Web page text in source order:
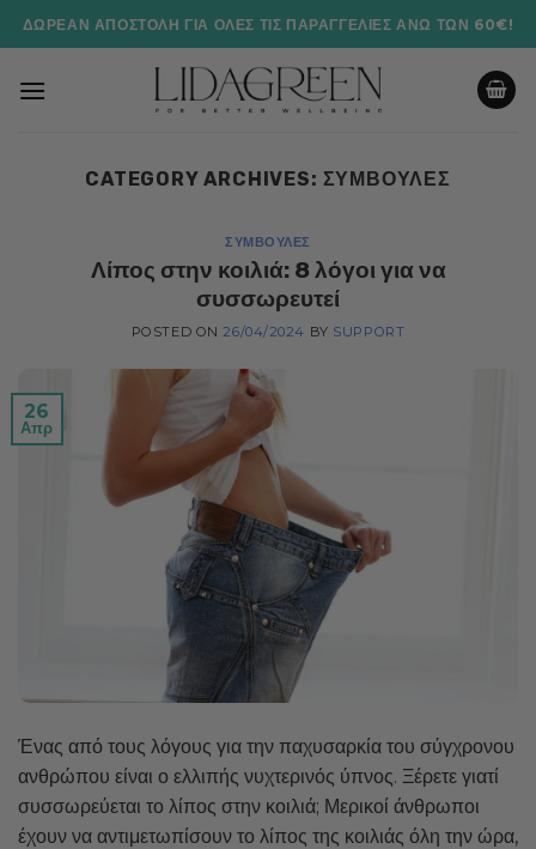
Μετάβαση
στο
ΔΩΡΕΆΝ ΑΠΟΣΤΟΛΉ ΓΙΑ ΌΛΕΣ ΤΙΣ ΠΑΡΑΓΓΕΛΊΕΣ ΆΝΩ ΤΩΝ 60€!
CATEGORY ARCHIVES: ΣΥΜΒΟΥΛΈΣ
ΣΥΜΒΟΥΛΈΣ
Λίπος στην κοιλιά: 8 λόγοι για να
συσσωρευτεί
POSTED ON26/04/2024 BY SUPPORT
26
Απρ
Ένας από τους λόγους για την παχυσαρκία του σύγχρονου
ανθρώπου είναι ο ελλιπής νυχτερινός ύπνος. Ξέρετε γιατί
συσσωρεύεται το λίπος στην κοιλιά; Μερικοί άνθρωποι
έχουν να αντιμετωπίσουν το λίπος της κοιλιάς όλη την ώρα,